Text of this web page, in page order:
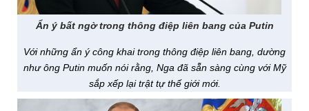
Ẩn ý bất ngờ trong thông điệp liên bang của Putin
Với những ẩn ý công khai trong thông điệp liên bang, dường
như ông Putin muốn nói rằng, Nga đã sẵn sàng cùng với Mỹ
sắp xếp lại trật tự thế giới mới.